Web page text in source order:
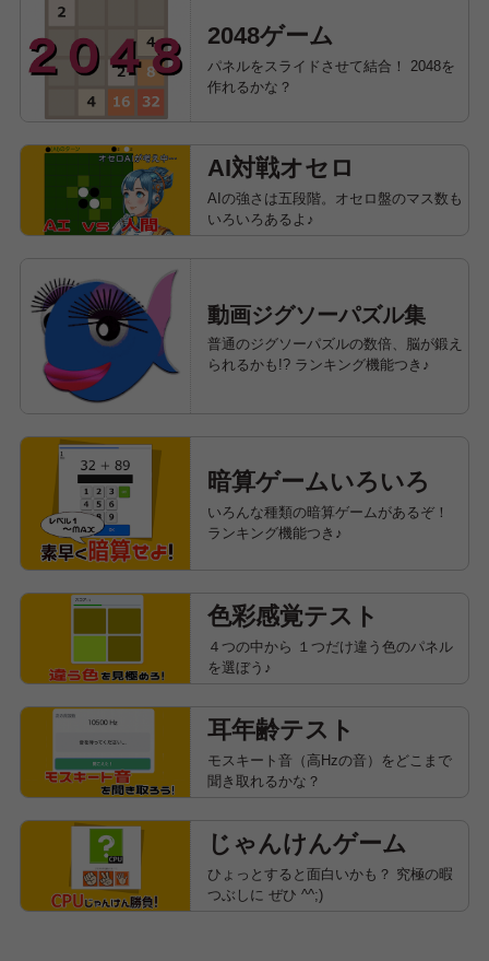
2048ゲーム
パネルをスライドさせて結合！ 2048を
作れるかな？
AI対戦オセロ
AIの強さは五段階。オセロ盤のマス数も
いろいろあるよ♪
動画ジグソーパズル集
普通のジグソーパズルの数倍、脳が鍛え
られるかも!? ランキング機能つき♪
暗算ゲームいろいろ
いろんな種類の暗算ゲームがあるぞ！
ランキング機能つき♪
色彩感覚テスト
４つの中から １つだけ違う色のパネル
を選ぼう♪
耳年齢テスト
モスキート音（高Hzの音）をどこまで
聞き取れるかな？
じゃんけんゲーム
ひょっとすると面白いかも？ 究極の暇
つぶしに ぜひ ^^;)